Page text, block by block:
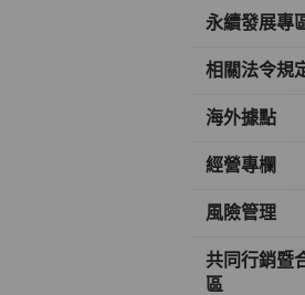
永續發展專
相關法令規
海外據點
經營專欄
風險管理
共同行銷暨
區